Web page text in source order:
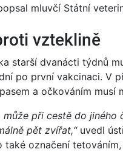
mluvčí Státní
vzteklině
starší dvanácti týdnů
po první vakcinaci. V
a očkováním musí
může při cestě do
pět zvířat,“uvedl
také označení